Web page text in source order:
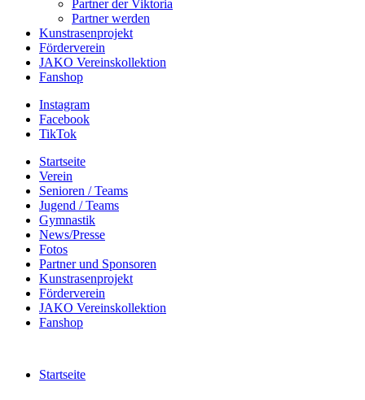
Partner der Viktoria
Partner werden
Kunstrasenprojekt
Förderverein
JAKO Vereinskollektion
Fanshop
Instagram
Facebook
TikTok
Startseite
Verein
Senioren / Teams
Jugend / Teams
Gymnastik
News/Presse
Fotos
Partner und Sponsoren
Kunstrasenprojekt
Förderverein
JAKO Vereinskollektion
Fanshop
Startseite